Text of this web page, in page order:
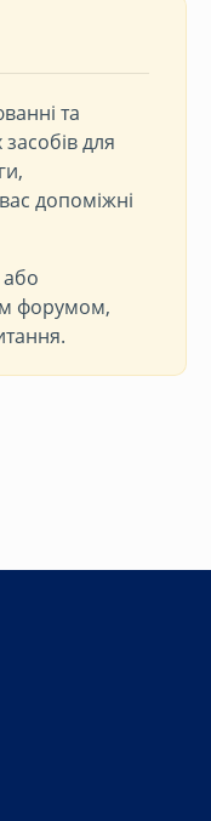
та
для
допоміжні
форумом,
сторінка